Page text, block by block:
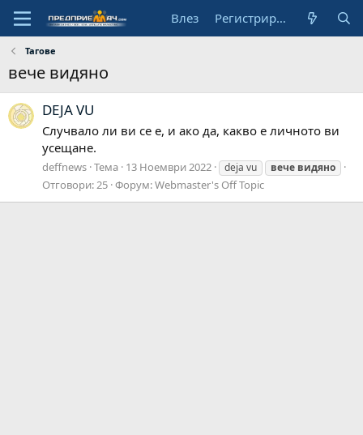
Влез Регистрирай се
Тагове
вече видяно
DEJA VU
Случвало ли ви се е, и ако да, какво е личното ви
усещане.
deffnews Тема 13 Ноември 2022 deja vu вече видяно
Отговори: 25 Форум:Webmaster's Off Topic